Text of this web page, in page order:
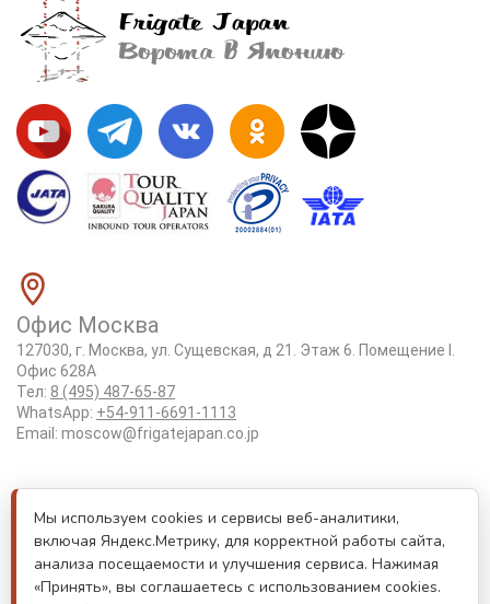
Офис Москва
127030, г. Москва, ул. Сущевская, д 21. Этаж 6. Помещение I.
Офис 628А
Тел: 8 (495) 487-65-87
WhatsApp: +54-911-6691-1113
Email: moscow@frigatejapan.co.jp
Положение об обработке персональных данных
Лицензия Tottori #3-92
Реестровый номер туроператора РТО 000170
Лицензия JATA номер 6175
Мы используем cookies и сервисы веб-аналитики,
включая Яндекс.Метрику, для корректной работы сайта,
анализа посещаемости и улучшения сервиса. Нажимая
«Принять», вы соглашаетесь с использованием cookies.